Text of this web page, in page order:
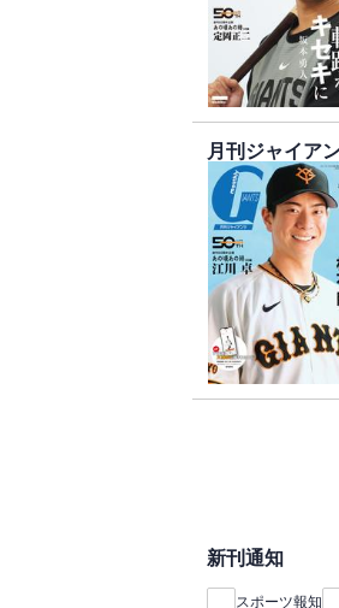
月刊ジャイア
新刊通知
スポーツ報知